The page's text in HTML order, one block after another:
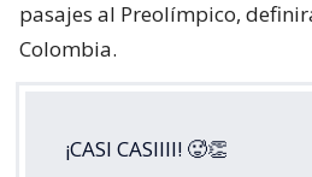
pasajes al Preolímpico,
Colombia.
¡CASI CASIIII! 🥵👏